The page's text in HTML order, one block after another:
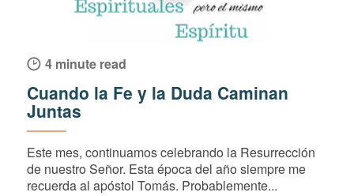
4 minute read
Cuando la Fe y la Duda Caminan
Juntas
Este mes, continuamos celebrando la Resurrección
de nuestro Señor. Esta época del año siempre me
recuerda al apóstol Tomás. Probablemente...